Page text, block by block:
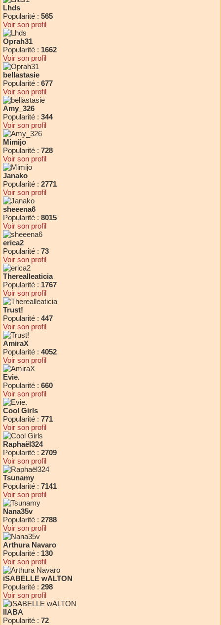
Lhds
Popularité : 565
Voir son profil
Oprah31
Popularité : 1662
Voir son profil
bellastasie
Popularité : 677
Voir son profil
Amy_326
Popularité : 344
Voir son profil
Mimijo
Popularité : 728
Voir son profil
Janako
Popularité : 2771
Voir son profil
sheeena6
Popularité : 8015
Voir son profil
erica2
Popularité : 73
Voir son profil
Therealleaticia
Popularité : 1767
Voir son profil
Trust!
Popularité : 447
Voir son profil
AmiraX
Popularité : 4052
Voir son profil
Evie.
Popularité : 660
Voir son profil
Cool Girls
Popularité : 771
Voir son profil
Raphaël324
Popularité : 2709
Voir son profil
Tsunamy
Popularité : 7141
Voir son profil
Nana35v
Popularité : 2788
Voir son profil
Arthura Navaro
Popularité : 130
Voir son profil
iSABELLE wALTON
Popularité : 298
Voir son profil
llABA
Popularité : 72